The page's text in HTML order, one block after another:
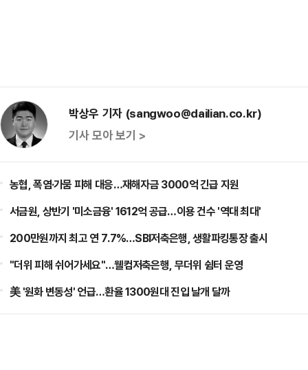
박상우 기자 (sangwoo@dailian.co.kr)
기사 모아 보기 >
농협, 폭염·가뭄 피해 대응…재해자금 3000억 긴급 지원
서금원, 상반기 '미소금융' 1612억 공급…이용 건수 '역대 최대'
200만원까지 최고 연 7.7%…SBI저축은행, 생활파킹통장 출시
"더위 피해 쉬어가세요"…웰컴저축은행, 무더위 쉼터 운영
美 '원화 변동성' 언급…환율 1300원대 진입 날개 달까